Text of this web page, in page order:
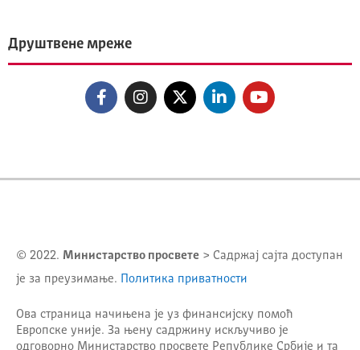
Друштвене мреже
© 2022. Министарство просвете > Садржај сајта доступан
је за преузимање. Политика приватности
Ова страница начињена је уз финансијску помоћ
Европске уније. За њену садржину искључиво је
одговорно Министарство просвете Републике Србије и та